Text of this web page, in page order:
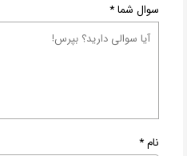
سوال شما*
نام*